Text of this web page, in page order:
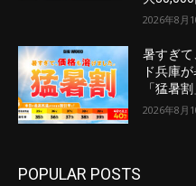
2026年8月
暑すぎ
ド兵庫
「猛暑
2026年8月
POPULAR POSTS